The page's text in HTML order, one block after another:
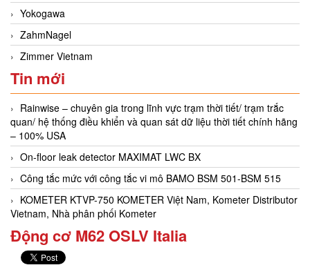
Yokogawa
ZahmNagel
Zimmer Vietnam
Tin mới
Rainwise – chuyên gia trong lĩnh vực trạm thời tiết/ trạm trắc
quan/ hệ thống điều khiển và quan sát dữ liệu thời tiết chính hãng
– 100% USA
On-floor leak detector MAXIMAT LWC BX
Công tắc mức với công tắc vi mô BAMO BSM 501-BSM 515
KOMETER KTVP-750 KOMETER Việt Nam, Kometer Distributor
Vietnam, Nhà phân phối Kometer
Động cơ M62 OSLV Italia